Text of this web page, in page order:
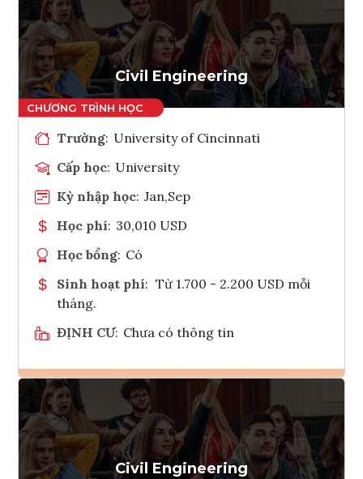
Ghi danh
Tham vấn Interlink
Civil Engineering
Trường: University of Cincinnati
Cấp học: University
Kỳ nhập học: Jan,Sep
Học phí: 30,010 USD
Học bổng: Có
Sinh hoạt phí: Từ 1.700 - 2.200 USD mỗi
tháng.
ĐỊNH CƯ: Chưa có thông tin
Ghi danh
Tham vấn Interlink
Civil Engineering